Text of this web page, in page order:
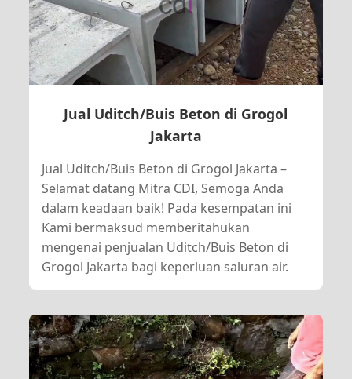
Jual Uditch/Buis Beton di Grogol
Jakarta
Jual Uditch/Buis Beton di Grogol Jakarta –
Selamat datang Mitra CDI, Semoga Anda
dalam keadaan baik! Pada kesempatan ini
Kami bermaksud memberitahukan
mengenai penjualan Uditch/Buis Beton di
Grogol Jakarta bagi keperluan saluran air.